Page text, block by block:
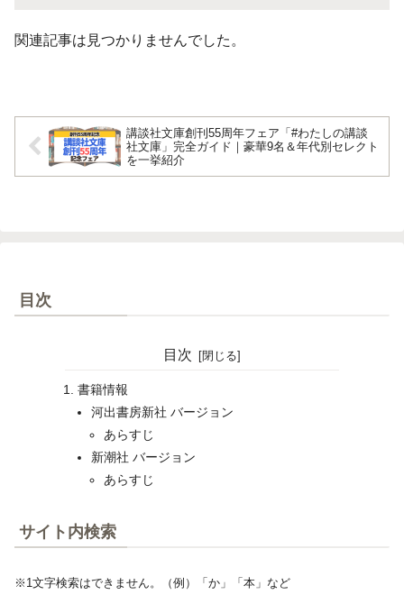
関連記事は見つかりませんでした。
講談社文庫創刊55周年フェア「#わたしの講談
社文庫」完全ガイド｜豪華9名＆年代別セレクト
を一挙紹介
目次
目次
書籍情報
河出書房新社 バージョン
あらすじ
新潮社 バージョン
あらすじ
サイト内検索
※1文字検索はできません。（例）「か」「本」など